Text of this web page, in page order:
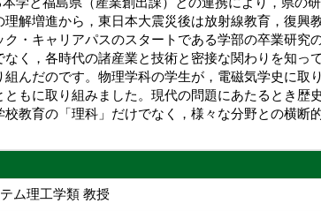
解増進から，東日本大震災後は放射線教育，復
・キャリアパスのスタートである学部の卒業研
く，各時代の諸産業と技術と密接な関わりを知
んだのです。物理学科の学生が，電磁気学史に取
ともに取り組みました。現代の問題にあたるとき
教育の「理科」だけでなく，様々な分野との横
ム理工学類 教授